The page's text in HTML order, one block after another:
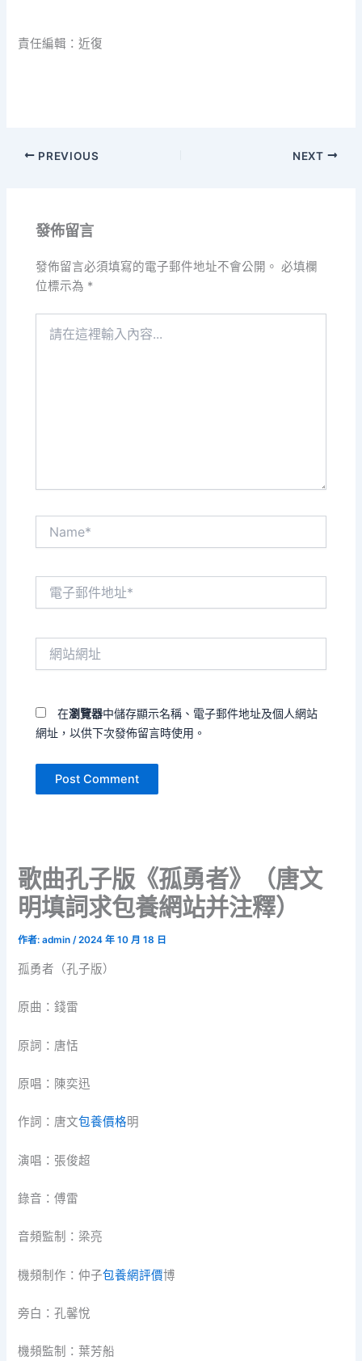
責任編輯：近復
PREVIOUS NEXT
發佈留言
發佈留言必須填寫的電子郵件地址不會公開。 必填欄
位標示為 *
在瀏覽器中儲存顯示名稱、電子郵件地址及個人網站
網址，以供下次發佈留言時使用。
歌曲孔子版《孤勇者》（唐文
明填詞求包養網站并注釋）
作者:admin/2024 年 10 月 18 日
孤勇者（孔子版）
原曲：錢雷
原詞：唐恬
原唱：陳奕迅
作詞：唐文包養價格明
演唱：張俊超
錄音：傅雷
音頻監制：梁亮
機頻制作：仲子包養網評價博
旁白：孔馨悅
機頻監制：葉芳船